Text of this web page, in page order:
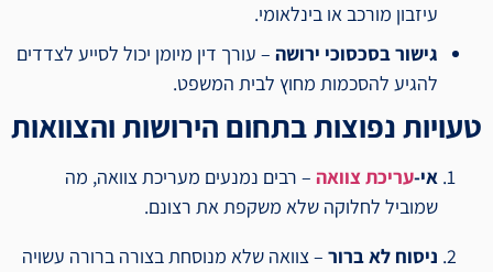
עיזבון מורכב או בינלאומי.
גישור בסכסוכי ירושה – עורך דין מיומן יכול לסייע לצדדים
להגיע להסכמות מחוץ לבית המשפט.
טעויות נפוצות בתחום הירושות והצוואות
אי-עריכת צוואה – רבים נמנעים מעריכת צוואה, מה
שמוביל לחלוקה שלא משקפת את רצונם.
ניסוח לא ברור – צוואה שלא מנוסחת בצורה ברורה עשויה